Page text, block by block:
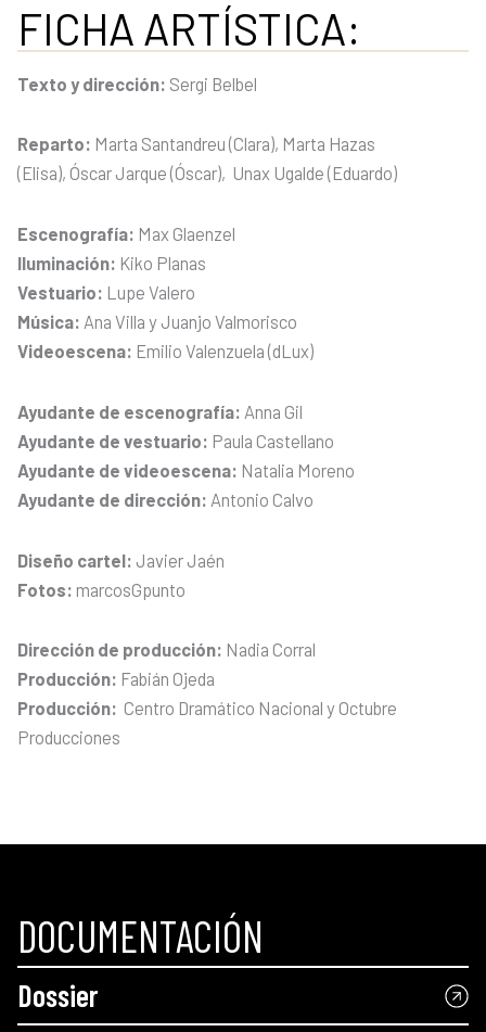
FICHA ARTÍSTICA:
Texto y dirección: Sergi Belbel
Reparto: Marta Santandreu (Clara), Marta Hazas
(Elisa), Óscar Jarque (Óscar), Unax Ugalde (Eduardo)
Escenografía: Max Glaenzel
Iluminación: Kiko Planas
Vestuario: Lupe Valero
Música: Ana Villa y Juanjo Valmorisco
Videoescena: Emilio Valenzuela (dLux)
Ayudante de escenografía: Anna Gil
Ayudante de vestuario: Paula Castellano
Ayudante de videoescena: Natalia Moreno
Ayudante de dirección: Antonio Calvo
Diseño cartel: Javier Jaén
Fotos: marcosGpunto
Dirección de producción: Nadia Corral
Producción: Fabián Ojeda
Producción: Centro Dramático Nacional y Octubre
Producciones
DOCUMENTACIÓN
Dossier